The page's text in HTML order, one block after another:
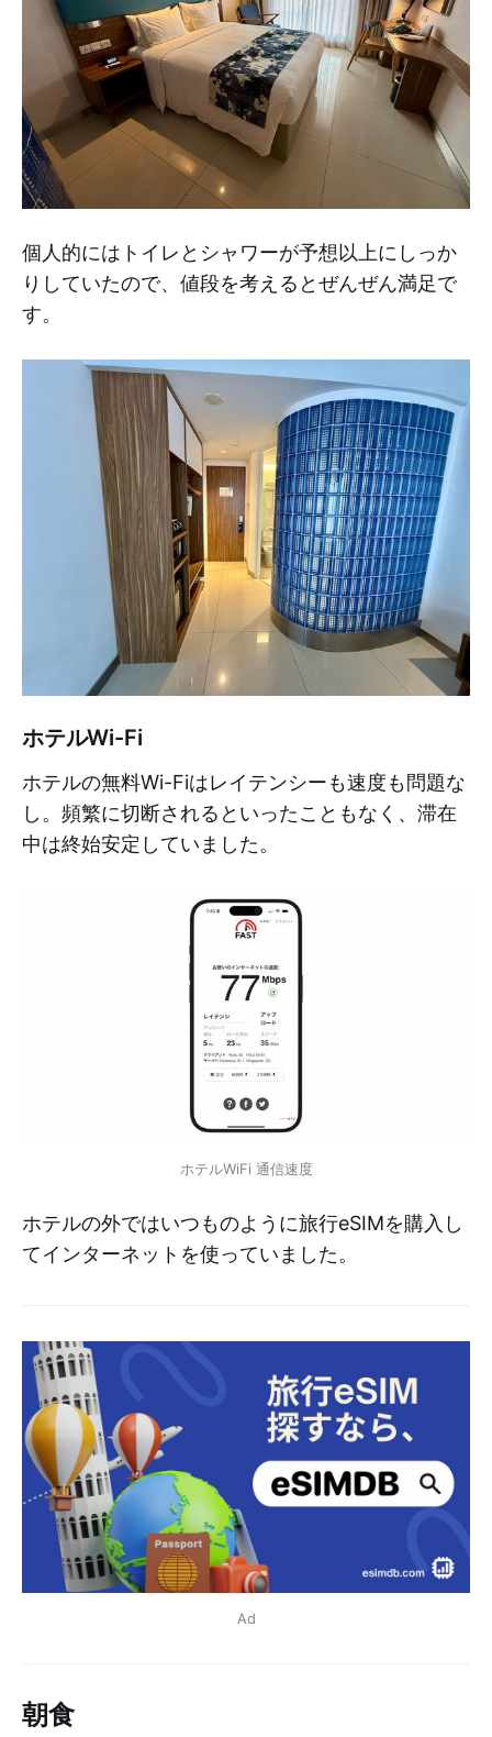
個人的にはトイレとシャワーが予想以上にしっか
りしていたので、値段を考えるとぜんぜん満足で
す。
ホテルWi-Fi
ホテルの無料Wi-Fiはレイテンシーも速度も問題な
し。頻繁に切断されるといったこともなく、滞在
中は終始安定していました。
ホテルWiFi 通信速度
ホテルの外ではいつものように旅行eSIMを購入し
てインターネットを使っていました。
Ad
朝食